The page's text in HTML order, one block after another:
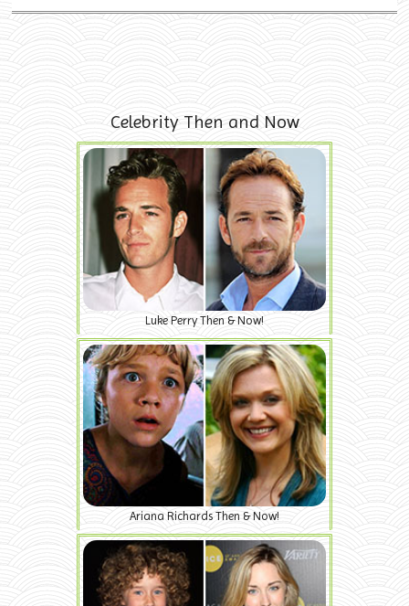
Celebrity Then and Now
Luke Perry Then & Now!
Ariana Richards Then & Now!